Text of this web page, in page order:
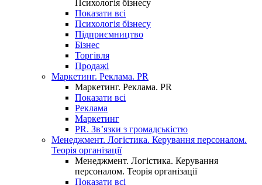
Психологія бізнесу
Показати всі
Психологія бізнесу
Підприємництво
Бізнес
Торгівля
Продажі
Маркетинг. Реклама. PR
Маркетинг. Реклама. PR
Показати всі
Реклама
Маркетинг
PR. Зв’язки з громадськістю
Менеджмент. Логістика. Керування персоналом.
Теорія організації
Менеджмент. Логістика. Керування
персоналом. Теорія організації
Показати всі